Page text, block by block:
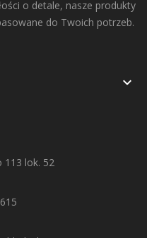
o detale, nasze produkty
do Twoich potrzeb.

113 lok. 52